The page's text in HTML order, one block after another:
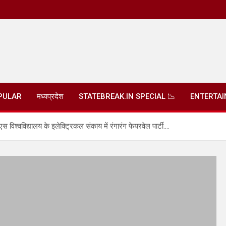
मध्यप्रदेश STATEBREAK.IN SPECIAL 📉
के इलेक्ट्रिकल संकाय में रंगारंग फेयरवेल पार्टी….